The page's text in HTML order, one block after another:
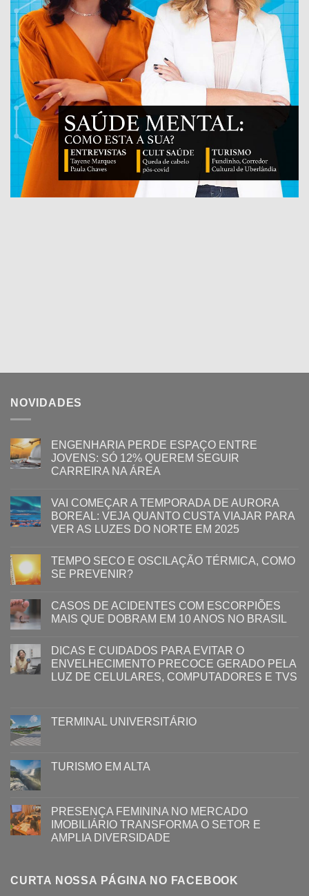
NOVIDADES
ENGENHARIA PERDE ESPAÇO ENTRE
JOVENS: SÓ 12% QUEREM SEGUIR
CARREIRA NA ÁREA
VAI COMEÇAR A TEMPORADA DE AURORA
BOREAL: VEJA QUANTO CUSTA VIAJAR PARA
VER AS LUZES DO NORTE EM 2025
TEMPO SECO E OSCILAÇÃO TÉRMICA, COMO
SE PREVENIR?
CASOS DE ACIDENTES COM ESCORPIÕES
MAIS QUE DOBRAM EM 10 ANOS NO BRASIL
DICAS E CUIDADOS PARA EVITAR O
ENVELHECIMENTO PRECOCE GERADO PELA
LUZ ​DE CELULARES, COMPUTADORES E TVS​​
TERMINAL UNIVERSITÁRIO
TURISMO EM ALTA
PRESENÇA FEMININA NO MERCADO
IMOBILIÁRIO TRANSFORMA O SETOR E
AMPLIA DIVERSIDADE
CURTA NOSSA PÁGINA NO FACEBOOK